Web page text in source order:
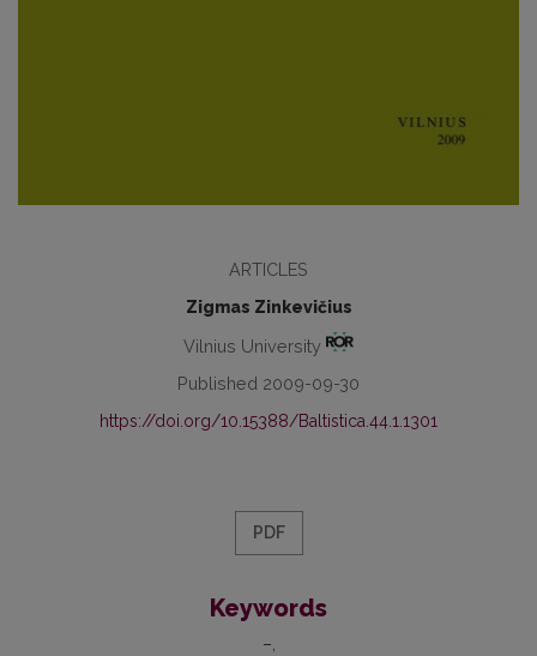
ARTICLES
Zigmas Zinkevičius
Vilnius University
Published 2009-09-30
https://doi.org/10.15388/Baltistica.44.1.1301
PDF
Keywords
–